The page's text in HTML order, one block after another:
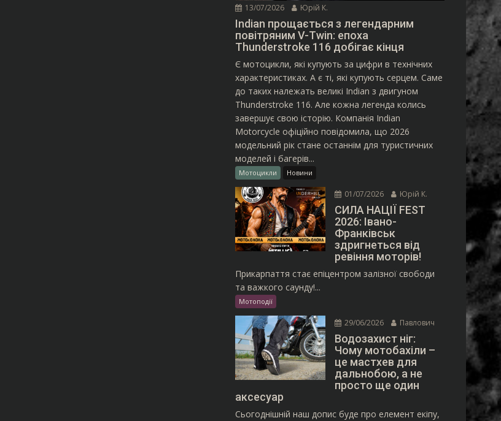
13/07/2026 Юрій К.
Indian прощається з легендарним
повітряним V-Twin: епоха
Thunderstroke 116 добігає кінця
Є мотоцикли, які купують за цифри в технічних
характеристиках. А є ті, які купують серцем. Саме
до таких належать великі Indian з двигуном
Thunderstroke 116. Але кожна легенда колись
завершує свою історію. Компанія Indian
Motorcycle офіційно повідомила, що 2026
модельний рік стане останнім для туристичних
моделей і багерів...
Мотоцикли Новини
01/07/2026 Юрій К.
СИЛА НАЦІЇ FEST
2026: Івано-
Франківськ
здригнеться від
ревіння моторів!
Прикарпаття стає епіцентром залізної свободи
та важкого саунду!...
Мотоподії
29/06/2026 Павлович
Водозахист ніг:
Чому мотобахіли –
це мастхев для
дальнобою, а не
просто ще один
аксесуар
Сьогоднішній наш допис буде про елемент екіпу,